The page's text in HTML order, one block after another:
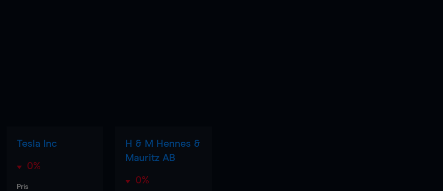
Tesla Inc
0%
Pris
H & M Hennes &
Mauritz AB
0%